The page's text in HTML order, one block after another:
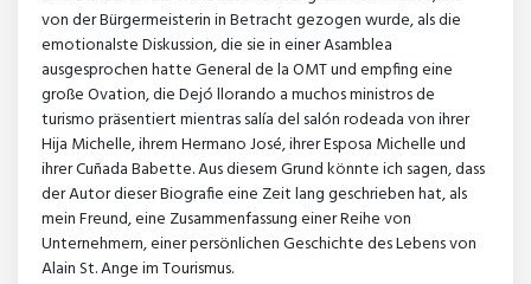
von der Bürgermeisterin in Betracht gezogen wurde, als die
emotionalste Diskussion, die sie in einer Asamblea
ausgesprochen hatte General de la OMT und empfing eine
große Ovation, die Dejó llorando a muchos ministros de
turismo präsentiert mientras salía del salón rodeada von ihrer
Hija Michelle, ihrem Hermano José, ihrer Esposa Michelle und
ihrer Cuñada Babette. Aus diesem Grund könnte ich sagen, dass
der Autor dieser Biografie eine Zeit lang geschrieben hat, als
mein Freund, eine Zusammenfassung einer Reihe von
Unternehmern, einer persönlichen Geschichte des Lebens von
Alain St. Ange im Tourismus.